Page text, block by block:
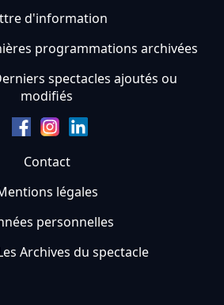
d'information
programmations archivées
spectacles ajoutés ou
modifiés
Contact
légales
personnelles
Archives du spectacle